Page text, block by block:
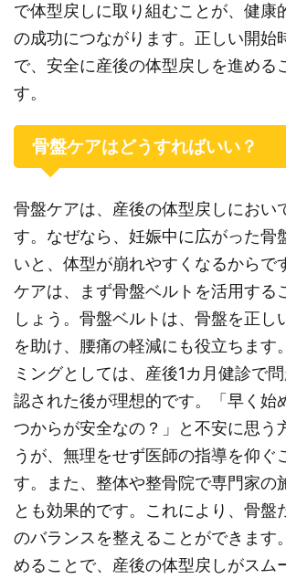
で体型戻しに取り組むことが、健康
の成功につながります。正しい開始
で、安全に産後の体型戻しを進める
す。
骨盤ケアはどうすればいい？
骨盤ケアは、産後の体型戻しにおい
す。なぜなら、妊娠中に広がった骨
いと、体型が崩れやすくなるからで
ケアは、まず骨盤ベルトを活用する
しょう。骨盤ベルトは、骨盤を正し
を助け、腰痛の軽減にも役立ちます
ミングとしては、産後1カ月健診で
認された後が理想的です。「早く始
つからが安全なの？」と不安に思う
うが、無理をせず医師の指導を仰ぐ
す。また、整体や整骨院で専門家の
とも効果的です。これにより、骨盤
のバランスを整えることができます
めることで、産後の体型戻しがスム